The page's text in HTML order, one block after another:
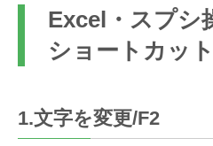
Excel・スプシ
ショートカッ
1.文字を変更/F2